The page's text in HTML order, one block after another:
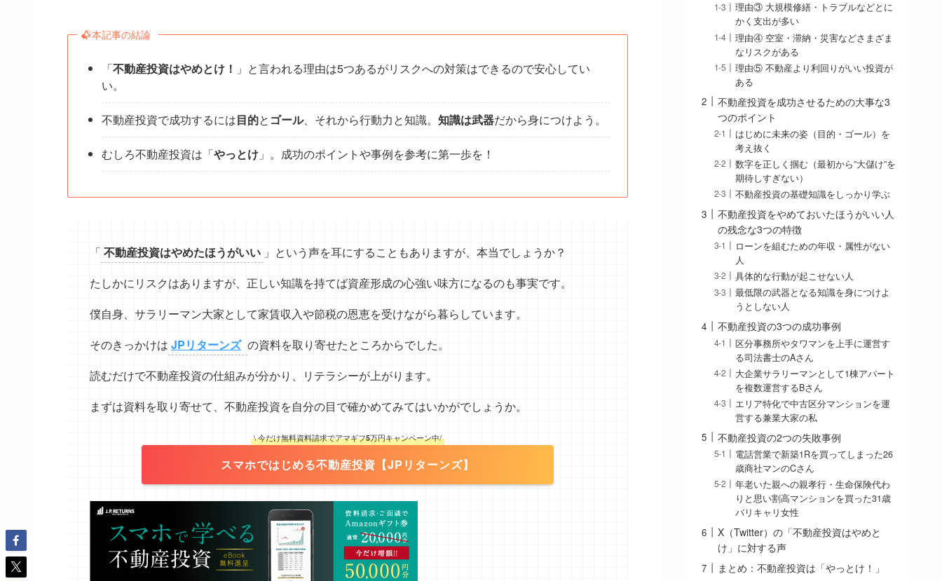
本記事の結論
​「不動産投資はやめとけ！ 」と言われる理由は5つあるがリスクへの対策はできるので安心してい
い。
不動産投資で成功するには目的と ゴール、それから行動力と知識。 知識は武器だから身につけよう。
むしろ不動産投資は「やっとけ 」。成功のポイントや事例を参考に第一歩を！
「 不動産投資はやめたほうがいい 」という声を耳にすることもありますが、本当でしょうか？
たしかにリスクはありますが、正しい知識を持てば資産形成の心強い味方になるのも事実です。
僕自身、サラリーマン大家として家賃収入や節税の恩恵を受けながら暮らしています。
そのきっかけは JPリターンズ の資料を取り寄せたところからでした。
読むだけで不動産投資の仕組みが分かり、リテラシーが上がります。
まずは資料を取り寄せて、不動産投資を自分の目で確かめてみてはいかがでしょうか。
\ 今だけ無料資料請求でアマギフ5万円キャンペーン中/
スマホではじめる不動産投資【JPリターンズ】
理由③ 大規模修繕・トラブルなどとに
かく支出が多い
理由④ 空室・滞納・災害などさまざま
なリスクがある
理由⑤ 不動産より利回りがいい投資が
ある
不動産投資を成功させるための大事な3
つのポイント
はじめに未来の姿（目的・ゴール）を
考え抜く
数字を正しく掴む（最初から”大儲け”を
期待しすぎない）
不動産投資の基礎知識をしっかり学ぶ
不動産投資をやめておいたほうがいい人
の残念な3つの特徴
ローンを組むための年収・属性がない
人
具体的な行動が起こせない人
最低限の武器となる知識を身につけよ
うとしない人
不動産投資の3つの成功事例
区分事務所やタワマンを上手に運営す
る司法書士のAさん
大企業サラリーマンとして1棟アパート
を複数運営するBさん
エリア特化で中古区分マンションを運
営する兼業大家の私
不動産投資の2つの失敗事例
電話営業で新築1Rを買ってしまった26
歳商社マンのCさん
年老いた親への親孝行・生命保険代わ
りと思い割高マンションを買った31歳
バリキャリ女性
X（Twitter）の「不動産投資はやめと
け」に対する声
まとめ：不動産投資は「やっとけ！」